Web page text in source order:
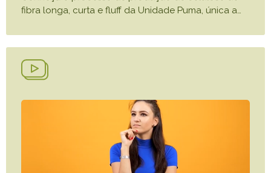
fibra longa, curta e fluff da Unidade Puma, única a…